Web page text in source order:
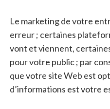
Le marketing de votre
erreur ; certaines
vont et viennent,
pour votre public ; par
que votre site Web est
d’informations est votre